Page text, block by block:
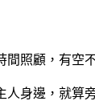
照顧，有空
身邊，就算